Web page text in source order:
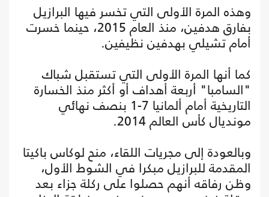
وهذه المرة الأولى التي تخسر فيها البرازيل
بفارق هدفين، منذ العام 2015، حينما خسرت
أمام تشيلي بهدفين نظيفين.
كما أنها المرة الأولى التي تستقبل شباك
"السامبا" أربعة أهداف أو أكثر منذ الخسارة
التاريخية أمام ألمانيا 7-1 بنصف نهائي
مونديال كأس العالم 2014.
وبالعودة إلى مجريات اللقاء، منح لوكاس باكيتا
المقدمة للبرازيل مبكرا في الشوط الأول،
وظن رفاقه أنهم حصلوا على ركلة جزاء بعد